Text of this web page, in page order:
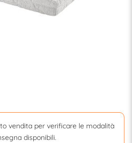
vendita per verificare le modalità
disponibili.